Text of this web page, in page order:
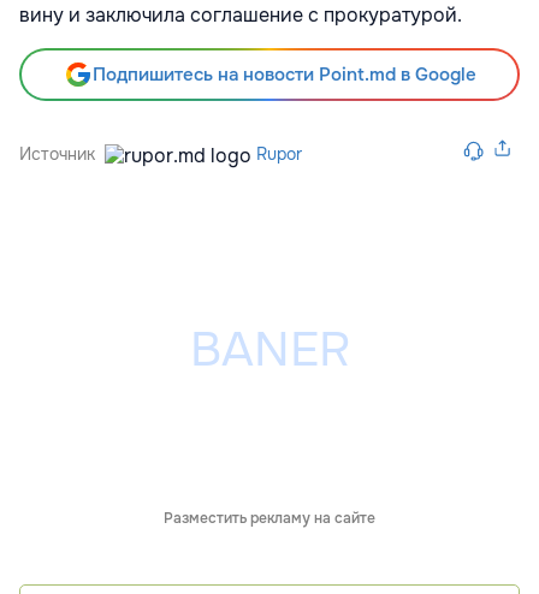
вину и заключила соглашение с прокуратурой.
Подпишитесь на новости Point.md в Google
Источник Rupor
Разместить рекламу на сайте